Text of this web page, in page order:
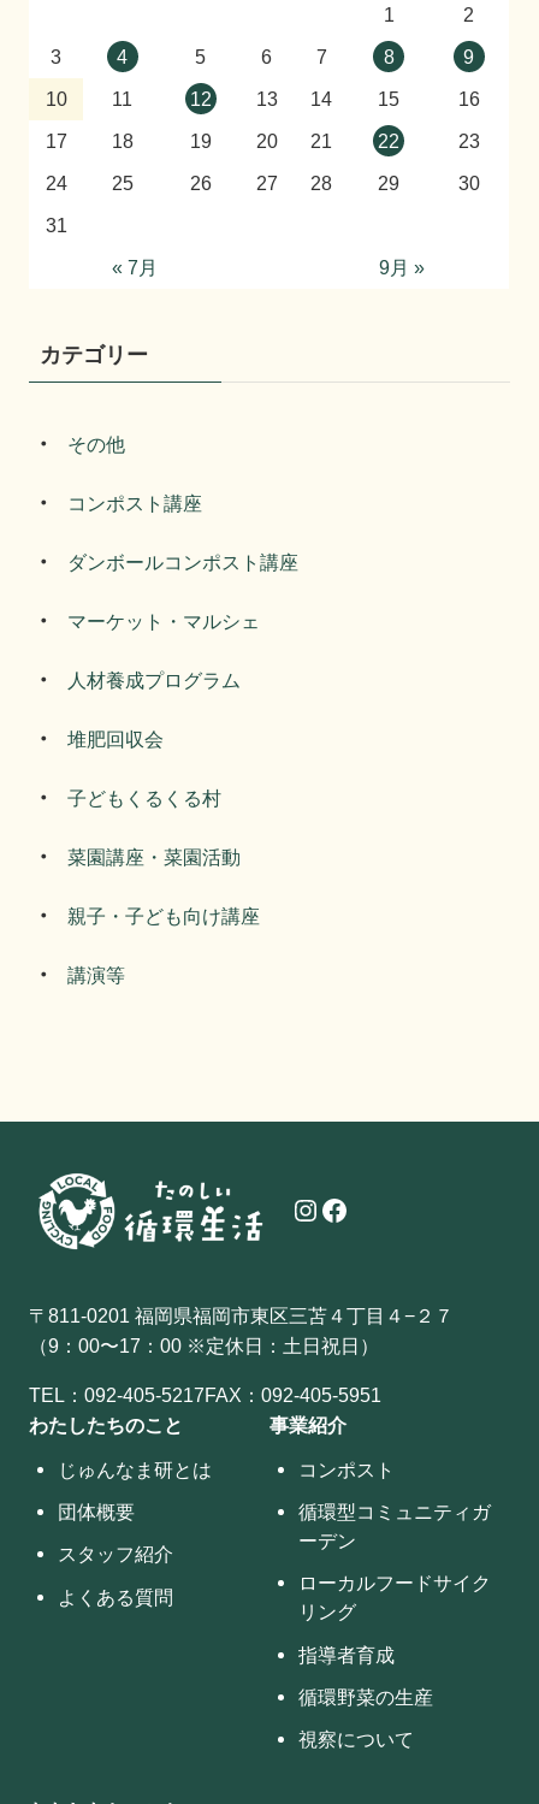
1
2
3
4 5 6 7 8
9
10
11 12 13 14 15
16
17
18 19 20 21 22
23
24
25 26 27 28 29
30
31
« 7月
9月 »
カテゴリー
その他
コンポスト講座
ダンボールコンポスト講座
マーケット・マルシェ
人材養成プログラム
堆肥回収会
子どもくるくる村
菜園講座・菜園活動
親子・子ども向け講座
講演等
Instagram Facebook
〒811-0201 福岡県福岡市東区三苫４丁目４−２７
（9：00〜17：00 ※定休日：土日祝日）
TEL：092-405-5217FAX：092-405-5951
わたしたちのこと
じゅんなま研とは
団体概要
スタッフ紹介
よくある質問
事業紹介
コンポスト
循環型コミュニティガ
ーデン
ローカルフードサイク
リング
指導者育成
循環野菜の生産
視察について